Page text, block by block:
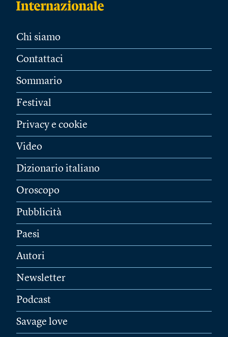
Chi siamo
Contattaci
Sommario
Festival
Privacy e cookie
Video
Dizionario italiano
Oroscopo
Pubblicità
Paesi
Autori
Newsletter
Podcast
Savage love